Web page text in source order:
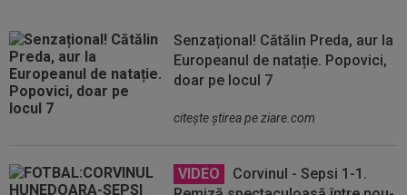
Senzațional! Cătălin Preda, aur la
Europeanul de natație. Popovici,
doar pe locul 7
citeşte ştirea pe ziare.com
VIDEO
Corvinul - Sepsi 1-1.